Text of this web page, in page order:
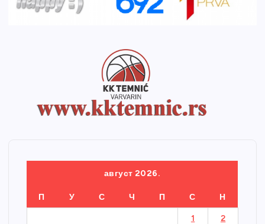
август 2026.
П У С Ч П С Н
1 2